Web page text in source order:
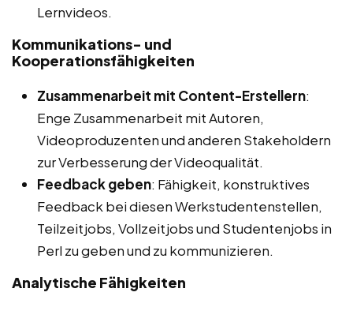
Lernvideos.
Kommunikations- und
Kooperationsfähigkeiten
Zusammenarbeit mit Content-Erstellern:
Enge Zusammenarbeit mit Autoren,
Videoproduzenten und anderen Stakeholdern
zur Verbesserung der Videoqualität.
Feedback geben: Fähigkeit, konstruktives
Feedback bei diesen Werkstudentenstellen,
Teilzeitjobs, Vollzeitjobs und Studentenjobs in
Perl zu geben und zu kommunizieren.
Analytische Fähigkeiten